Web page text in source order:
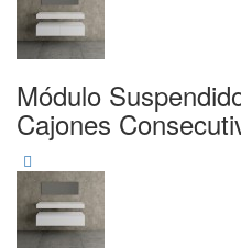
Módulo
Cajones